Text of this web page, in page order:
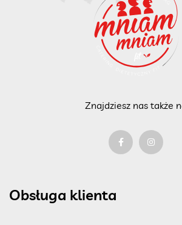
Znajdziesz nas także
Obsługa klienta